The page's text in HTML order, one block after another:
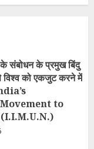
के संबोधन के प्रमुख बिंदु
विश्व को एकजुट करने में
to